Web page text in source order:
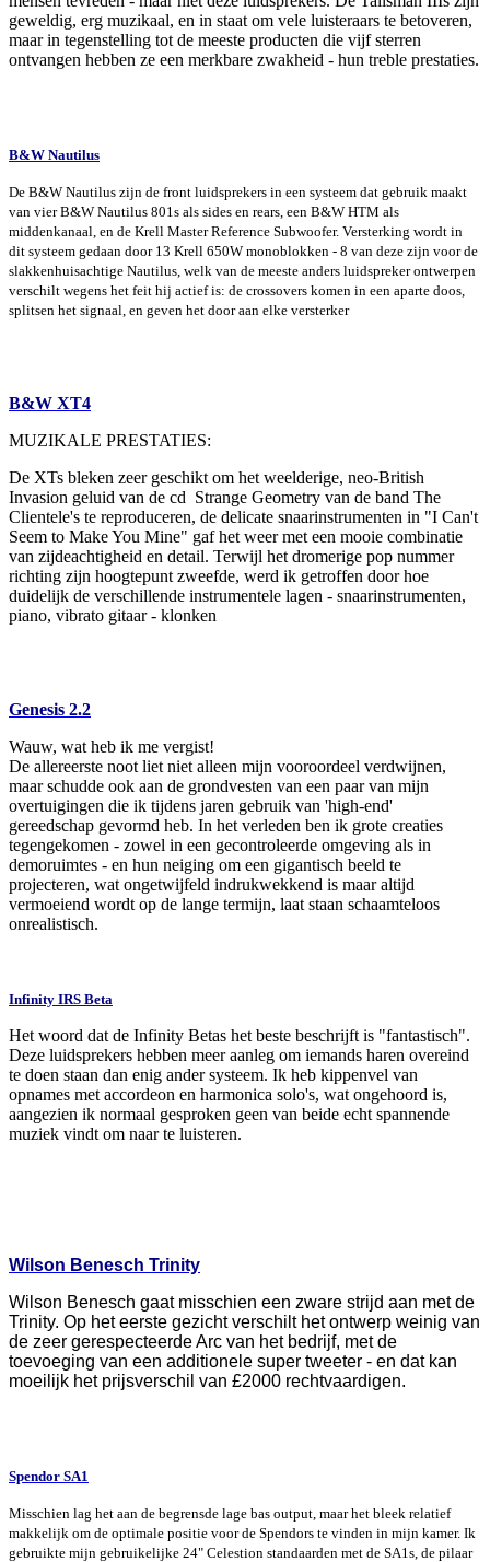
geweldig, erg muzikaal, en in staat om vele luisteraars te betoveren,
maar in tegenstelling tot de meeste producten die vijf sterren
ontvangen hebben ze een merkbare zwakheid - hun treble prestaties.
B&W Nautilus
De B&W Nautilus zijn de front luidsprekers in een systeem dat gebruik maakt
van vier B&W Nautilus 801s als sides en rears, een B&W HTM als
middenkanaal, en de Krell Master Reference Subwoofer. Versterking wordt in
dit systeem gedaan door 13 Krell 650W monoblokken - 8 van deze zijn voor de
slakkenhuisachtige Nautilus, welk van de meeste anders luidspreker ontwerpen
verschilt wegens het feit hij actief is: de crossovers komen in een aparte doos,
splitsen het signaal, en geven het door aan elke versterker
B&W XT4
MUZIKALE PRESTATIES:
De XTs bleken zeer geschikt om het weelderige, neo-British
Invasion geluid van de cd Strange Geometry van de band The
Clientele's te reproduceren, de delicate snaarinstrumenten in "I Can't
Seem to Make You Mine" gaf het weer met een mooie combinatie
van zijdeachtigheid en detail. Terwijl het dromerige pop nummer
richting zijn hoogtepunt zweefde, werd ik getroffen door hoe
duidelijk de verschillende instrumentele lagen - snaarinstrumenten,
piano, vibrato gitaar - klonken
Genesis 2.2
Wauw, wat heb ik me vergist!
De allereerste noot liet niet alleen mijn vooroordeel verdwijnen,
maar schudde ook aan de grondvesten van een paar van mijn
overtuigingen die ik tijdens jaren gebruik van 'high-end'
gereedschap gevormd heb. In het verleden ben ik grote creaties
tegengekomen - zowel in een gecontroleerde omgeving als in
demoruimtes - en hun neiging om een gigantisch beeld te
projecteren, wat ongetwijfeld indrukwekkend is maar altijd
vermoeiend wordt op de lange termijn, laat staan schaamteloos
onrealistisch.
Infinity IRS Beta
Het woord dat de Infinity Betas het beste beschrijft is "fantastisch".
Deze luidsprekers hebben meer aanleg om iemands haren overeind
te doen staan dan enig ander systeem. Ik heb kippenvel van
opnames met accordeon en harmonica solo's, wat ongehoord is,
aangezien ik normaal gesproken geen van beide echt spannende
muziek vindt om naar te luisteren.
Wilson Benesch Trinity
Wilson Benesch gaat misschien een zware strijd aan met de
Trinity. Op het eerste gezicht verschilt het ontwerp weinig van
de zeer gerespecteerde Arc van het bedrijf, met de
toevoeging van een additionele super tweeter - en dat kan
moeilijk het prijsverschil van £2000 rechtvaardigen.
Spendor SA1
Misschien lag het aan de begrensde lage bas output, maar het bleek relatief
makkelijk om de optimale positie voor de Spendors te vinden in mijn kamer. Ik
gebruikte mijn gebruikelijke 24" Celestion standaarden met de SA1s, de pilaar